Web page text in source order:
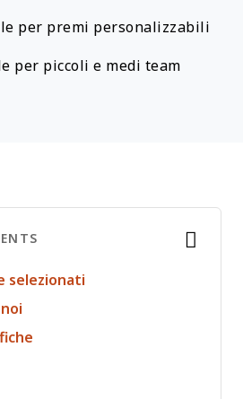
per premi personalizzabili
per piccoli e medi team
selezionati